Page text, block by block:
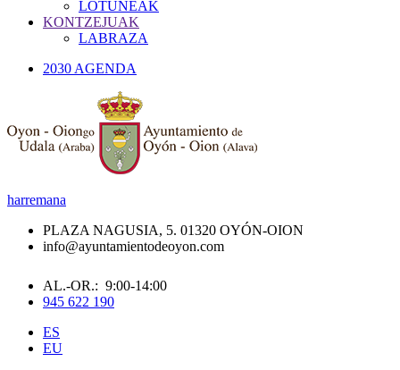
LOTUNEAK
KONTZEJUAK
LABRAZA
2030 AGENDA
harremana
PLAZA NAGUSIA, 5. 01320 OYÓN-OION
info@ayuntamientodeoyon.com
AL.-OR.: 9:00-14:00
945 622 190
ES
EU